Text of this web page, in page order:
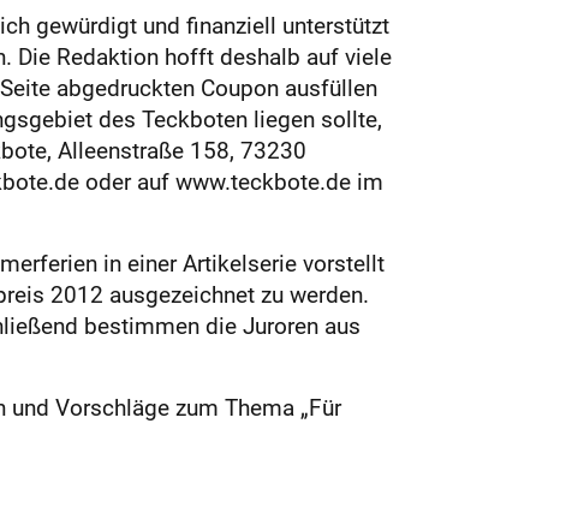
gewürdigt und finanziell unterstützt
Die Redaktion hofft deshalb auf viele
abgedruckten Coupon ausfüllen
des Teckboten liegen sollte,
Alleenstraße 158, 73230
oder auf www.teckbote.de im
in einer Artikelserie vorstellt
2012 ausgezeichnet zu werden.
bestimmen die Juroren aus
Vorschläge zum Thema „Für